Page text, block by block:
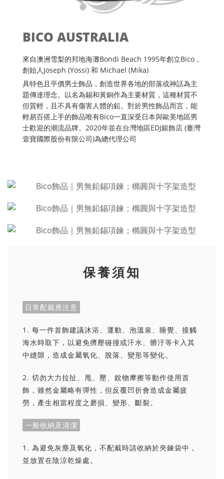
BICO AUSTRALIA
來自澳洲雪梨的邦地海灘Bondi Beach 1995年創立Bico，
創始人Joseph (Yossi) 和 Michael (Mika)
具特色且平價男士飾品，創造世界各地的部落或神話為主
題傳達理念。以名為錫和黃銅作為主要材質，這種材質不
但質輕，且不具有傷害人體的鉛。對於男性飾品而言，能
輕易百搭上手的飾品唯有Bico一直深受日本與歐美地區男
士歡迎的潮流品牌。2020年並在台灣地區EDJ銀飾店 (臺灣
壹寶國際股份有限公司)為總代理公司
保養須知
日常配戴應注意
1. 每一件首飾建議沐浴、運動、泡溫泉、睡覺、接觸
海水時取下，以避免擠壓碰撞或汗水、髒汙等卡入其
中縫隙，造成金屬氧化、脫落、變形等變化。
2. 切勿大力拉扯、甩、壓、銳物摩擦等動作使用首
飾，雖然金屬略有彈性，但反覆凹折會造成金屬疲
勞，產生相當程度之磨損、變形、斷裂。
一般收納及清潔
1. 為避免灰塵及氧化，不配戴時請收納於夾鍊袋中，
並放置在陰涼乾燥處。